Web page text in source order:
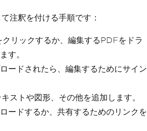
注釈を付ける手順です：
クリックするか、編集するPDFをドラ
す。
ードされたら、編集するためにサイン
ストや図形、その他を追加します。
ードするか、共有するためのリンクを